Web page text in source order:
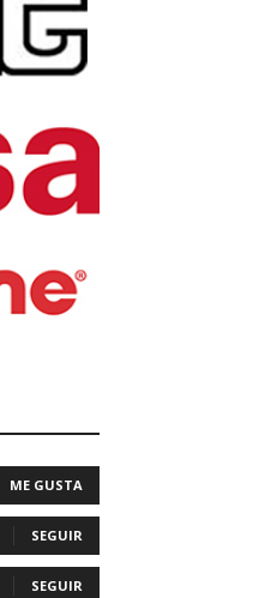
ME GUSTA
SEGUIR
SEGUIR